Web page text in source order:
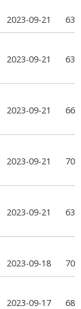
2023-09-21 63
2023-09-21 63
2023-09-21 66
2023-09-21 70
2023-09-21 63
2023-09-18 70
2023-09-17 68